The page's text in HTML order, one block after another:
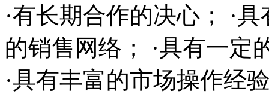
·有长期合作的决心； ·
的销售网络； ·具有一定
·具有丰富的市场操作经